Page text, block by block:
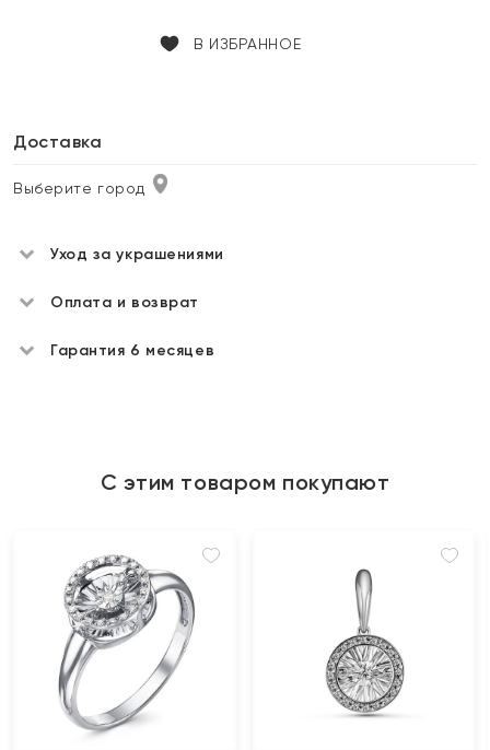
В ИЗБРАННОЕ
Доставка
Выберите город
Уход за украшениями
Оплата и возврат
Гарантия 6 месяцев
С этим товаром покупают